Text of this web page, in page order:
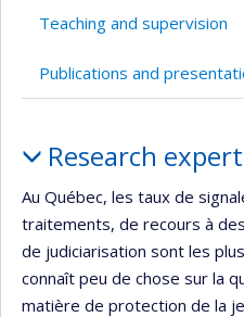
Teaching and supervision
Publications and
Research
Au Québec, les taux de
traitements, de recours à
de judiciarisation sont les
connaît peu de chose sur la
matière de protection de la